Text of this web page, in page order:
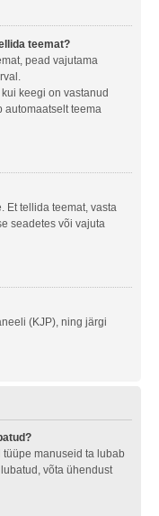
teemat?
pead vajutama
keegi on vastanud
automaatselt teema
Et tellida teemat, vasta
seadetes või vajuta
(KJP), ning järgi
manuseid ta lubab
võta ühendust